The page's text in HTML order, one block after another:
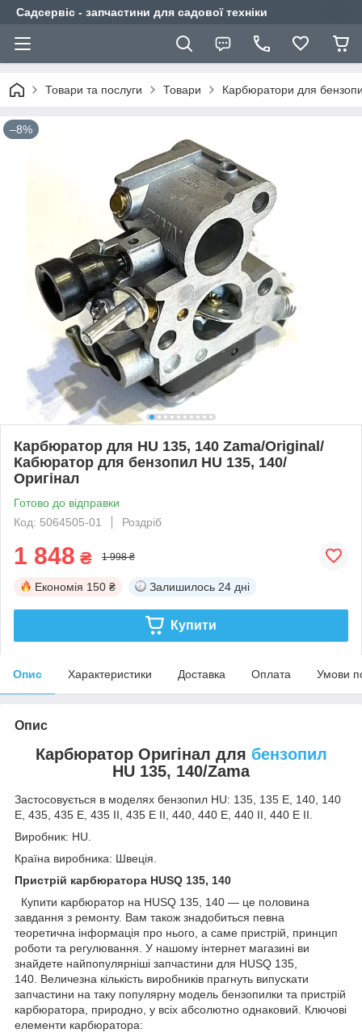
Садсервіс - запчастини для садової техніки
Товари та послуги Товари Карбюратори для
–8%
Карбюратор для HU 135, 140 Zama/Original/
Кабюратор для бензопил HU 135, 140/
Оригінал
Готово до відправки
Код: 5064505-01
Роздріб
1 848 ₴ 1 998 ₴
Економія 150 ₴ Залишилось 24 дні
Купити
Опис Характеристики Доставка Оплата Умови
Опис
Карбюратор Оригінал для бензопил
HU 135, 140/Zama
Застосовується в моделях бензопил HU: 135, 135 E, 140, 140
E, 435, 435 E, 435 II, 435 E II, 440, 440 E, 440 II, 440 E II.
Виробник: HU.
Країна виробника: Швеція.
Пристрій карбюратора HUSQ 135, 140
Купити карбюратор на HUSQ 135, 140 — це половина
завдання з ремонту. Вам також знадобиться певна
теоретична інформація про нього, а саме пристрій, принцип
роботи та регулювання. У нашому інтернет магазині ви
знайдете найпопулярніші запчастини для HUSQ 135,
140. Величезна кількість виробників прагнуть випускати
запчастини на таку популярну модель бензопилки та пристрій
карбюратора, природно, у всіх абсолютно однаковий. Ключові
елементи карбюратора: